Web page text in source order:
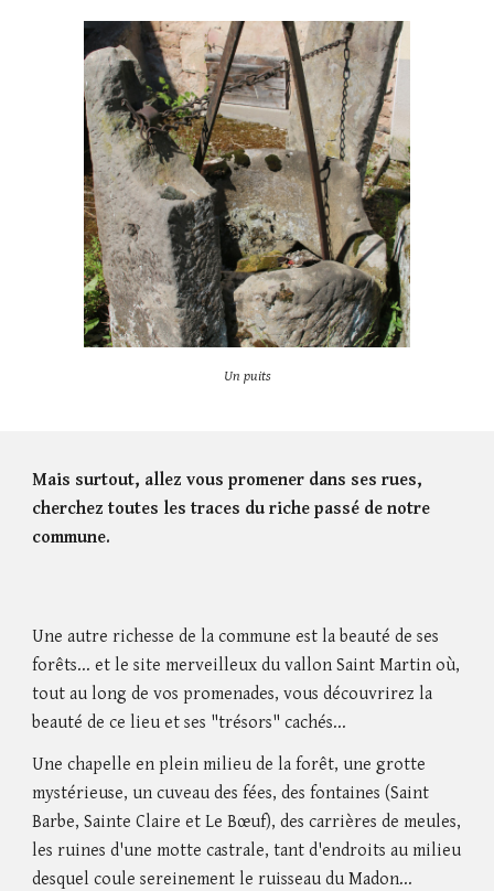
Un puits
Mais surtout, allez vous promener dans ses rues,
cherchez toutes les traces du riche passé de notre
commune.
Une autre richesse de la commune est la beauté de ses
forêts... et le site merveilleux du vallon Saint Martin où,
tout au long de vos promenades, vous découvrirez la
beauté de ce lieu et ses "trésors" cachés...
Une chapelle en plein milieu de la forêt, une grotte
mystérieuse, un cuveau des fées, des fontaines (Saint
Barbe, Sainte Claire et Le Bœuf), des carrières de meules,
les ruines d'une motte castrale, tant d'endroits au milieu
desquel coule sereinement le ruisseau du Madon...